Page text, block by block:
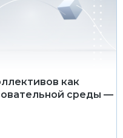
как
среды —